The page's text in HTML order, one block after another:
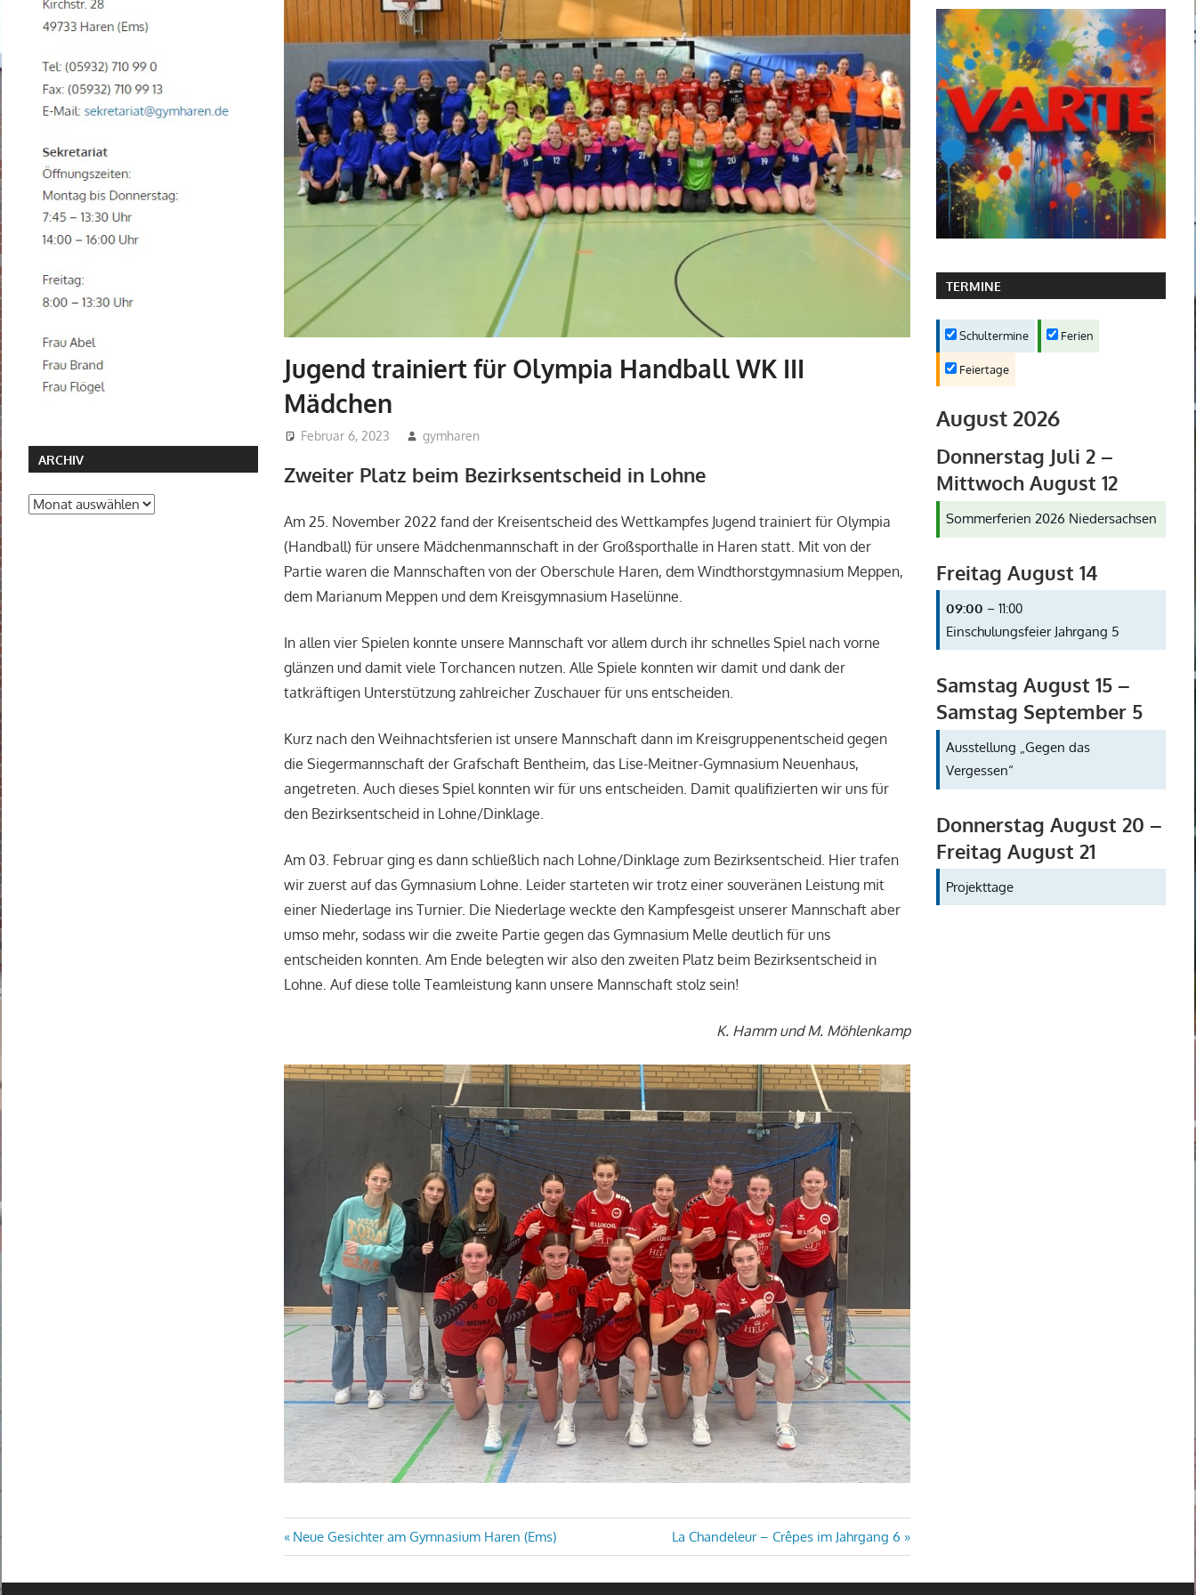
Jugend trainiert für Olympia Handball WK III
Mädchen
Februar 6, 2023 gymharen
Zweiter Platz beim Bezirksentscheid in Lohne
Am 25. November 2022 fand der Kreisentscheid des Wettkampfes Jugend trainiert für Olympia
(Handball) für unsere Mädchenmannschaft in der Großsporthalle in Haren statt. Mit von der
Partie waren die Mannschaften von der Oberschule Haren, dem Windthorstgymnasium Meppen,
dem Marianum Meppen und dem Kreisgymnasium Haselünne.
In allen vier Spielen konnte unsere Mannschaft vor allem durch ihr schnelles Spiel nach vorne
glänzen und damit viele Torchancen nutzen. Alle Spiele konnten wir damit und dank der
tatkräftigen Unterstützung zahlreicher Zuschauer für uns entscheiden.
Kurz nach den Weihnachtsferien ist unsere Mannschaft dann im Kreisgruppenentscheid gegen
die Siegermannschaft der Grafschaft Bentheim, das Lise-Meitner-Gymnasium Neuenhaus,
angetreten. Auch dieses Spiel konnten wir für uns entscheiden. Damit qualifizierten wir uns für
den Bezirksentscheid in Lohne/Dinklage.
Am 03. Februar ging es dann schließlich nach Lohne/Dinklage zum Bezirksentscheid. Hier trafen
wir zuerst auf das Gymnasium Lohne. Leider starteten wir trotz einer souveränen Leistung mit
einer Niederlage ins Turnier. Die Niederlage weckte den Kampfesgeist unserer Mannschaft aber
umso mehr, sodass wir die zweite Partie gegen das Gymnasium Melle deutlich für uns
entscheiden konnten. Am Ende belegten wir also den zweiten Platz beim Bezirksentscheid in
Lohne. Auf diese tolle Teamleistung kann unsere Mannschaft stolz sein!
K. Hamm und M. Möhlenkamp
Beitragsnavigation
Vorheriger
Beitrag:
Neue Gesichter am Gymnasium Haren (Ems)
Nächster
Beitrag:
La Chandeleur – Crêpes im Jahrgang 6
ARCHIV
Archiv
TERMINE
Schultermine Ferien
Feiertage
August 2026
Donnerstag Juli 2–
Mittwoch August 12
Sommerferien 2026 Niedersachsen
Freitag August 14
09:00 – 11:00
Einschulungsfeier Jahrgang 5
Samstag August 15–
Samstag September 5
Ausstellung „Gegen das
Vergessen“
Donnerstag August 20 –
Freitag August 21
Projekttage